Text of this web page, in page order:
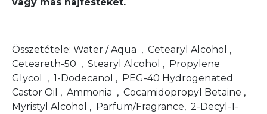
Összetétele: Water / Aqua , Cetearyl Alcohol ,
Ceteareth-50 , Stearyl Alcohol , Propylene
Glycol , 1-Dodecanol , PEG-40 Hydrogenated
Castor Oil , Ammonia , Cocamidopropyl Betaine ,
Myristyl Alcohol , Parfum/Fragrance, 2-Decyl-1-